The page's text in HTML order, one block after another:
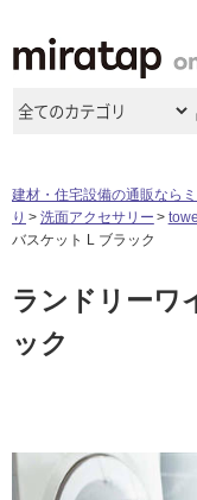
洗面所・水回り
キッチン
ドア（扉）・
ウッドデッキ
施工事例
ミラタップ
ショールームの
名古屋ショールー
ミラタップと
創る家
建材・住宅設備の通販なら
り
洗面アクセサリー
バスケット L ブラック
ランドリーワ
ック
タ
イ